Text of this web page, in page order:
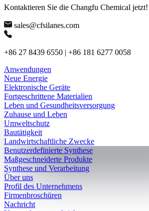
Kontaktieren Sie die Changfu Chemical jetzt!
sales@cfsilanes.com
+86 27 8439 6550 | +86 181 6277 0058
Anwendungen
Neue Energie
Elektronische Geräte
Fortgeschrittene Materialien
Leben und Gesundheitsversorgung
Zuhause und Leben
Umweltschutz
Bautätigkeit
Landwirtschaftliche Zwecke
Benutzerdefinierte Synthese
Maßgeschneiderte Produkte
Synthese und Verarbeitung
Über uns
Profil des Unternehmens
Firmenbroschüren
Nachricht